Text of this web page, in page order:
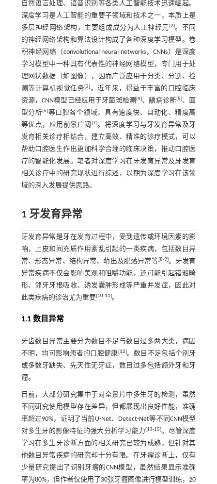
自然语言处理、语音识别等各类人工智能技术迅速崛起。
深度学习是人工智能的重要子领域和技术之一，本质上是
多层神经网络架构，主要组成成分为人工神经元[2]。不同
的神经网络架构和算法设计构成了各种深度学习模型。卷
积神经网络（convolutional neural networks，CNNs）是深度
学习模型中一种具有代表性的神经网络模型，专门用于处
理网状数据（如图像），因而广泛应用于分类、分割、检
测等计算机视觉任务[3]。近年来，得益于丰富的口腔临床
资源，CNN模型已经应用于牙菌斑检测[4]、龋病诊断[5]、面
型分析[6]等口腔各个领域，具有速度快、自动化、精度高
等优点，应用前景广阔 [7]。将深度学习与牙发育异常及牙
发育相关诊疗相结合，建立高效、精准的诊疗模式，可以
帮助口腔医生作出更加科学合理的临床决策，推动口腔医
疗的智能化发展。笔者对深度学习在牙发育异常及牙发育
相关诊疗中的研究现状进行综述，以期为深度学习在该领
域的深入发展提供思路。
1 牙发育异常
牙发育异常是牙在发育过程中，受到遗传或环境因素的影
响，上皮和间充质作用紊乱引起的一类疾病，包括数目异
常、形态异常、结构异常、萌出及脱落异常等[8-9]。牙发育
异常疾病不仅会影响美观和咀嚼功能，还可能引起错𬌗畸
形、邻牙牙根吸收、诱发囊肿形成等严重并发症，因此对
此类疾病的诊治尤为重要[10-11]。
1.1 数目异常
牙齿数目异常主要分为数目不足与数目过多两大类，病因
不明，均可影响患者的口腔健康[12]。数目不足包括个别牙
或多数牙缺失、先天性无牙症，数目过多包括额外牙和牙
瘤。
目前，大部分研究集中于对全景片中多生牙的检测，虽然
不同研究使用模型存在差异，但都展现出良好性能，准确
率超过90%，证明了当前U-Net、Detect-Net等不同CNN模型
对多生牙的影像特征的强大分析学习能力[13-15]。尽管深度
学习在多生牙诊断方面的相关研究已较为成熟，但针对其
他数目异常疾病的研究却十分有限。在牙瘤诊断上，仅有
少量研究提出了识别牙瘤的CNN模型，虽然结果显示准确
率为80%，但作者仅使用了30张牙瘤图像进行模型训练，20